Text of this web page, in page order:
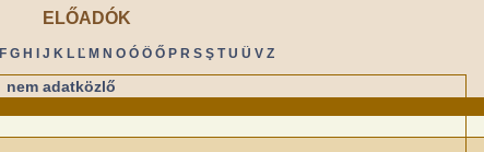
ELŐADÓK
F G H J K L Ľ M N O Ó Ö Ő P R S Ş T U Ü V Z
nem adatközlő